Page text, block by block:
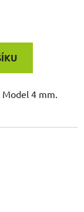
4 mm.